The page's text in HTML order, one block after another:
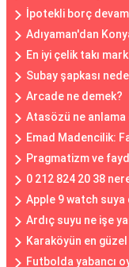
İpotekli borç
Adıyaman'dan
En iyi çelik takı
Subay şapkası
Arcade ne demek?
Atasözü ne
Emad Madencilik:
Pragmatizm ve
0 212 824 20 38
Apple 9 watch suya
Ardıç suyu ne işe
Karaköyün en
Futbolda yabancı